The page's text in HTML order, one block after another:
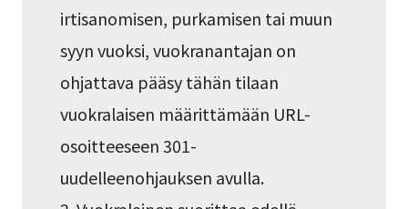
irtisanomisen, purkamisen tai muun
syyn vuoksi, vuokranantajan on
ohjattava pääsy tähän tilaan
vuokralaisen määrittämään URL-
osoitteeseen 301-
uudelleenohjauksen avulla.